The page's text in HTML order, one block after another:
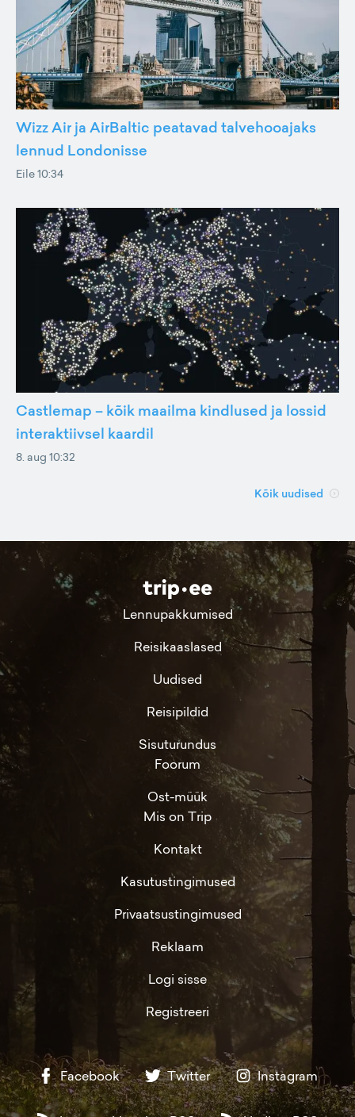
Wizz Air ja AirBaltic peatavad talvehooajaks
lennud Londonisse
Eile 10:34
Castlemap – kõik maailma kindlused ja lossid
interaktiivsel kaardil
8. aug 10:32
Kõik uudised
Lennupakkumised
Reisikaaslased
Uudised
Reisipildid
Sisuturundus
Foorum
Ost-müük
Mis on Trip
Kontakt
Kasutustingimused
Privaatsustingimused
Reklaam
Logi sisse
Registreeri
Facebook Twitter Instagram